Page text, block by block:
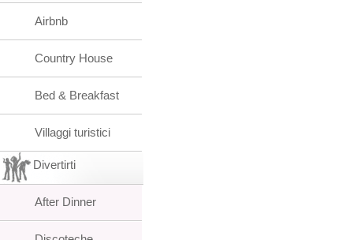
Airbnb
Country House
Bed & Breakfast
Villaggi turistici
Divertirti
After Dinner